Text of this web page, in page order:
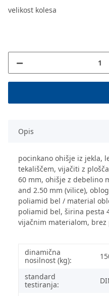
velikost kolesa
Opis
pocinkano ohišje iz jekla,
tekališčem, vijačiti z
60 mm, ohišje z debelino
and 2.50 mm (vilice),
poliamid bel / material
poliamid bel, širina pesta
vijačnim materialom, brez
dinamična
nosilnost (kg):
standard
testiranja: